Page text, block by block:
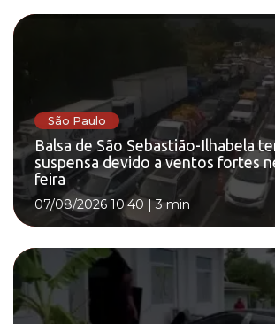
São Paulo
Balsa de São Sebastião-Ilhabela
suspensa devido a ventos fortes
feira
07/08/2026 10:40 |3 min